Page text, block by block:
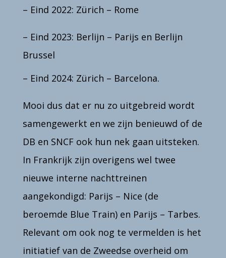
– Eind 2022: Zürich – Rome
– Eind 2023: Berlijn – Parijs en Berlijn
Brussel
– Eind 2024: Zürich – Barcelona.
Mooi dus dat er nu zo uitgebreid wordt
samengewerkt en we zijn benieuwd of de
DB en SNCF ook hun nek gaan uitsteken.
In Frankrijk zijn overigens wel twee
nieuwe interne nachttreinen
aangekondigd: Parijs – Nice (de
beroemde Blue Train) en Parijs – Tarbes.
Relevant om ook nog te vermelden is het
initiatief van de Zweedse overheid om